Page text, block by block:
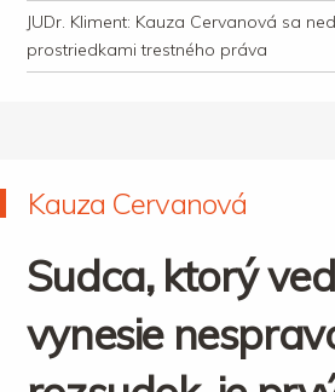
JUDr. Kliment: Kauza Cervanová sa
prostriedkami trestného práva
Kauza Cervanová
Sudca, ktorý
vynesie